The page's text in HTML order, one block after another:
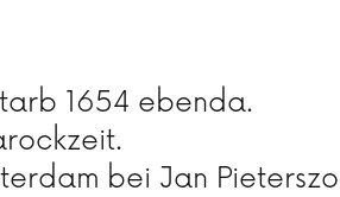
1654 ebenda.
bei Jan